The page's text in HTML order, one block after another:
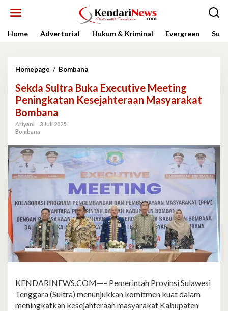
Home
Advertorial Hukum & Kriminal Evergreen
Homepage / BombanaSekda
Buka
Executive
Meeting
Sekda Sultra Buka Executive Meeting
Peningkatan Kesejahteraan Masyarakat
Bombana
Ariyani
3 Juli 2025
Bombana
KENDARINEWS.COM—– Pemerintah Provinsi Sulawesi
Tenggara (Sultra) menunjukkan komitmen kuat dalam
meningkatkan kesejahteraan masyarakat Kabupaten